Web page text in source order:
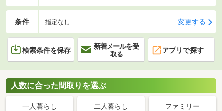
条件 指定なし 変更する
検索条件を保存
新着メールを受
取る
アプリで探す
人数に合った間取りを選ぶ
一人暮らし 二人暮らし ファミリー